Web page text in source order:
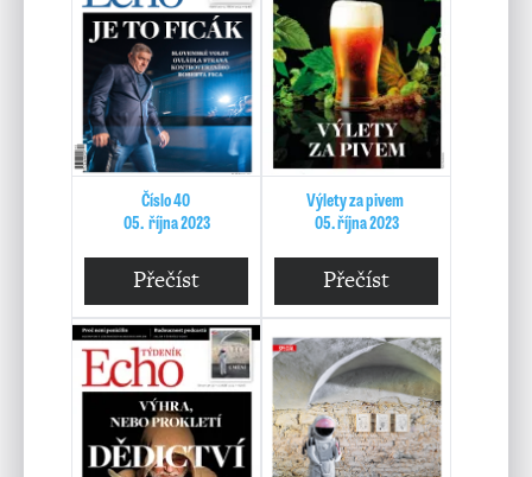
Číslo 40
05. října 2023
Přečíst
Výlety za pivem
05. října 2023
Přečíst